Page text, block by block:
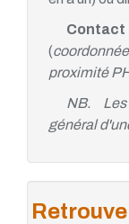
Contact
(
proximité
NB.
général